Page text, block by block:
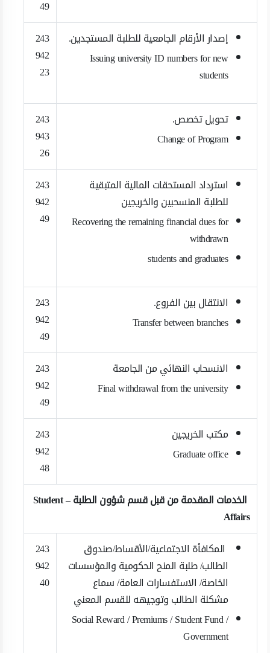
49
إصدار الأرقام الجامعية للطلبة المستجدين.
Issuing university ID numbers for new
students
243
942
23
تحويل تخصص.
Change of Program
243
943
26
استرداد المستحقات المالية المتبقية
للطلبة المنسحبين والخريجين
Recovering the remaining financial dues for
withdrawn
students and graduates
243
942
49
الانتقال بين الفروع.
Transfer between branches
243
942
49
الانسحاب النهائي من الجامعة
Final withdrawal from the university
243
942
49
مكتب الخريجين
Graduate office
243
942
48
الخدمات المقدمة من قبل قسم شؤون الطلبة – Student
Affairs ​
المكافأة الاجتماعية/الأقساط/صندوق
الطالب/ طلبة المنح الحكومية والمؤسسات
الخاصة/ الاستفسارات العامة/ سماع
مشكلة الطالب وتوجيهه للقسم المعني
Social Reward / Premiums / Student Fund /
Government
243
942
40